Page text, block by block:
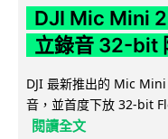
DJI Mic Mini
立錄音 32-bit
DJI 最新推出的 Mic
音，並首度下放 32-bit
閱讀全文